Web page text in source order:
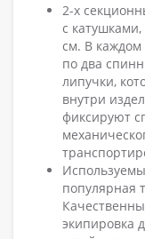
2-х
с
см. В каждом
по два
липучки,
внутри
фиксируют
популярная
экипировка